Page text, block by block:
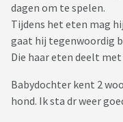
dagen om te spelen.
Tijdens het eten mag
gaat hij tegenwoordig
Die haar eten deelt
Babydochter kent 2
hond. Ik sta dr weer